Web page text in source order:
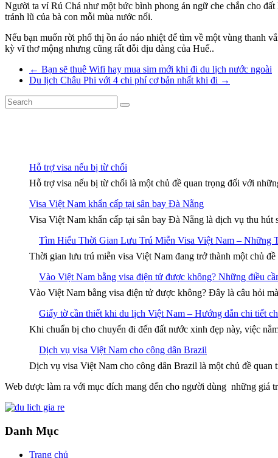
Người ta ví Rú Chá như một bức bình phong án ngữ che chắn cho
tránh lũ của bà con mỗi mùa nước nổi.
Nếu bạn muốn rời phố thị ồn áo náo nhiệt để tìm về một vùng thanh
kỳ vĩ thơ mộng nhưng cũng rất đỗi dịu dàng của Huế..
← Bạn sẽ thuê Wifi hay mua sim mới khi đi du lịch nước ngoài
Du lịch Châu Phi với 4 chi phí cơ bản nhất khi đi →
Hỗ trợ visa nếu bị từ chối
Hỗ trợ visa nếu bị từ chối là một chủ đề quan trọng đối với
Visa Việt Nam khẩn cấp tại sân bay Đà Nẵng
Visa Việt Nam khẩn cấp tại sân bay Đà Nẵng là dịch vụ thu hút
Tìm Hiểu Thời Gian Lưu Trú Miễn Visa Việt Nam – Những
Thời gian lưu trú miễn visa Việt Nam đang trở thành một chủ
Vào Việt Nam bằng visa điện tử được không? Những điều
Vào Việt Nam bằng visa điện tử được không? Đây là câu hỏi
Giấy tờ cần thiết khi du lịch Việt Nam – Hướng dẫn chi tiết
Khi chuẩn bị cho chuyến đi đến đất nước xinh đẹp này, việc
Dịch vụ visa Việt Nam cho công dân Brazil
Dịch vụ visa Việt Nam cho công dân Brazil là một chủ đề quan
Web được làm ra với mục đích mang đến cho người dùng những giá
Danh Mục
Trang chủ